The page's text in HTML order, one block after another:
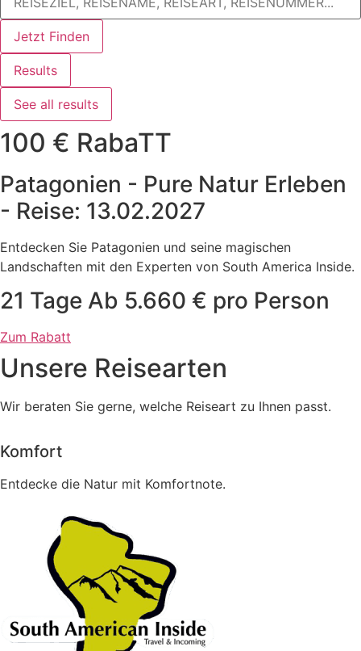
Jetzt Finden
Results
See all results
100 € RabaTT
Patagonien - Pure Natur Erleben
- Reise: 13.02.2027
Entdecken Sie Patagonien und seine magischen
Landschaften mit den Experten von South America Inside.
21 Tage Ab 5.660 € pro Person
Zum Rabatt
Unsere Reisearten
Wir beraten Sie gerne, welche Reiseart zu Ihnen passt.
Komfort
Entdecke die Natur mit Komfortnote.